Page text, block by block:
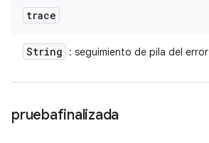
trace
String : seguimiento de pila del error
pruebafinalizada